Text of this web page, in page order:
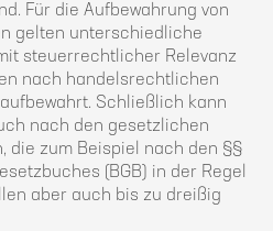
Für die Aufbewahrung von
gelten unterschiedliche
steuerrechtlicher Relevanz
nach handelsrechtlichen
Schließlich kann
nach den gesetzlichen
die zum Beispiel nach den §§
(BGB) in der Regel
aber auch bis zu dreißig